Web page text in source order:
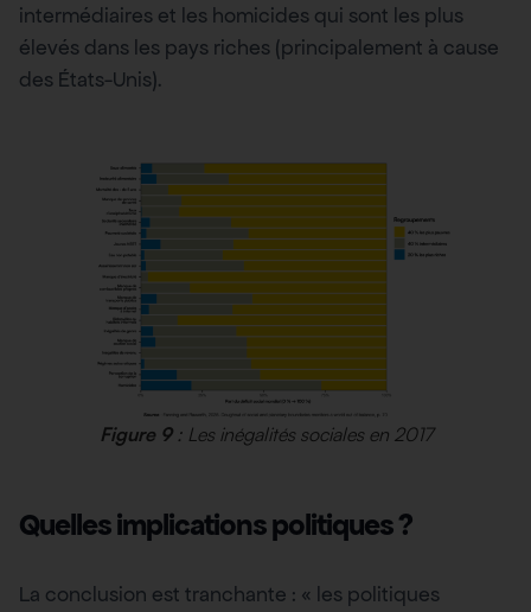
intermédiaires et les homicides qui sont les plus
élevés dans les pays riches (principalement à cause
des États-Unis).
Figure 9: Les inégalités sociales en 2017
Quelles implications politiques ?
La conclusion est tranchante : « les politiques